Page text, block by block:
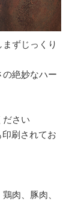
ずじっくり
の絶妙なハー
ださい
刷されてお
肉、豚肉、